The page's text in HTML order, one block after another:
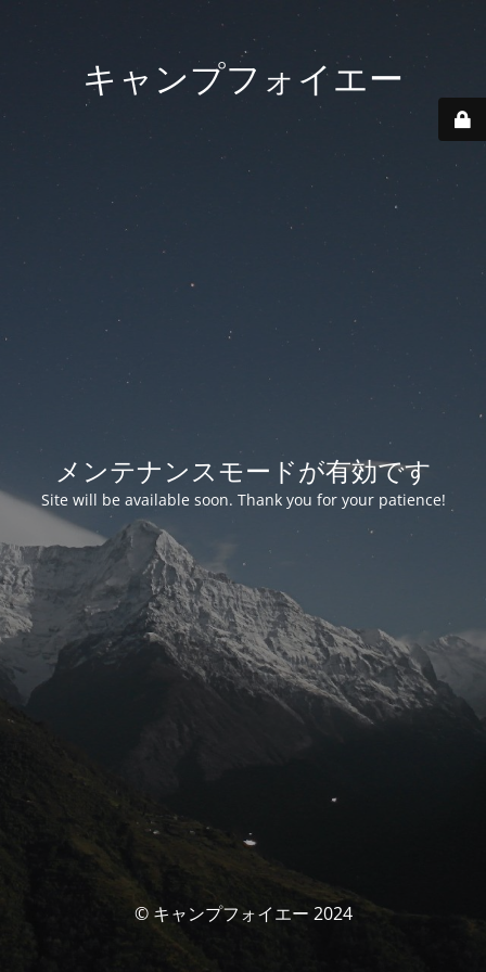
キャンプフォイエー
メンテナンスモードが有効です
Site will be available soon. Thank you for your patience!
© キャンプフォイエー 2024